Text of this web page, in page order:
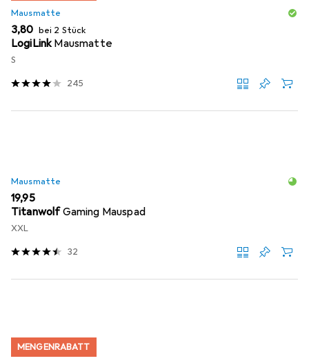
Mausmatte
EUR
3,80 bei 2 Stück
LogiLinkMausmatte
S
245
Mausmatte
EUR
19,95
TitanwolfGaming Mauspad
XXL
32
MENGENRABATT